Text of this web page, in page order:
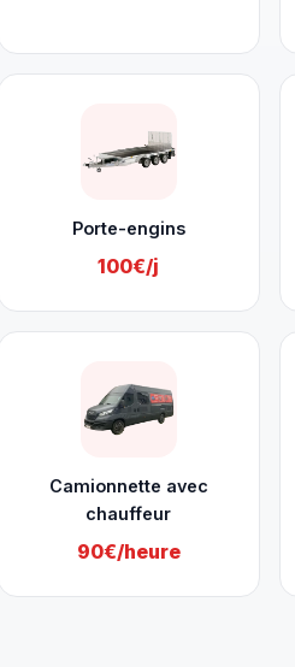
Porte-engins
100€/j
Camionnette avec
chauffeur
90€/heure